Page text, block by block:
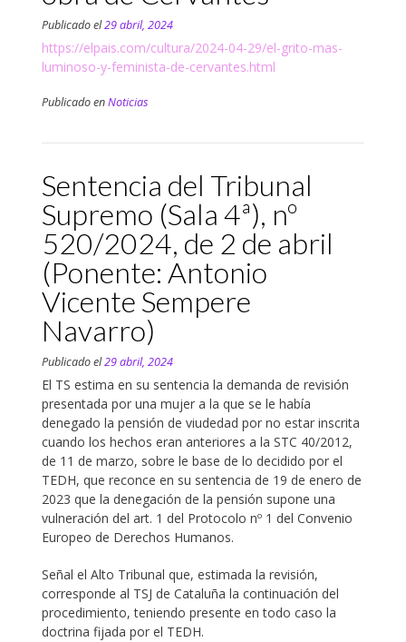
Publicado el29 abril, 2024
https://elpais.com/cultura/2024-04-29/el-grito-mas-
luminoso-y-feminista-de-cervantes.html
Publicado enNoticias
Sentencia del Tribunal
Supremo (Sala 4ª), nº
520/2024, de 2 de abril
(Ponente: Antonio
Vicente Sempere
Navarro)
Publicado el29 abril, 2024
El TS estima en su sentencia la demanda de revisión
presentada por una mujer a la que se le había
denegado la pensión de viudedad por no estar inscrita
cuando los hechos eran anteriores a la STC 40/2012,
de 11 de marzo, sobre le base de lo decidido por el
TEDH, que reconce en su sentencia de 19 de enero de
2023 que la denegación de la pensión supone una
vulneración del art. 1 del Protocolo nº 1 del Convenio
Europeo de Derechos Humanos.
Señal el Alto Tribunal que, estimada la revisión,
corresponde al TSJ de Cataluña la continuación del
procedimiento, teniendo presente en todo caso la
doctrina fijada por el TEDH.